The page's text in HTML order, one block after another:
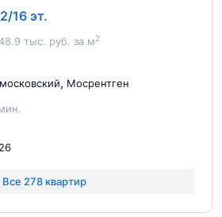
16 эт.
тыс. руб. за м2
, Мосрентген
Все 278 квартир